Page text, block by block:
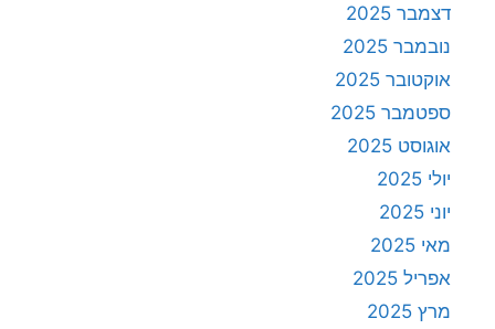
דצמבר 2025
נובמבר 2025
אוקטובר 2025
ספטמבר 2025
אוגוסט 2025
יולי 2025
יוני 2025
מאי 2025
אפריל 2025
מרץ 2025